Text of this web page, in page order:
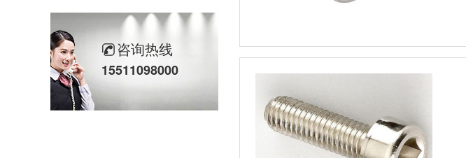
10.9级GB5785细牙发黑六角螺栓
GB6170热镀锌六角螺母
咨询热线
15511098000